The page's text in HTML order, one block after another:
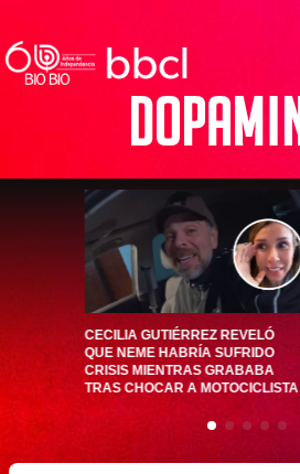
CECILIA GUTIÉRREZ REVELÓ
QUE NEME HABRÍA SUFRIDO
CRISIS MIENTRAS GRABABA
TRAS CHOCAR A MOTOCICLISTA